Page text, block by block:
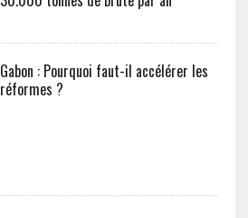
Gabon : Pourquoi faut-il accélérer les
réformes ?